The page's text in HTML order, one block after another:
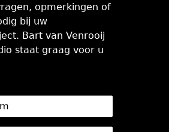
opmerkingen of
bij uw
Bart van Venrooij
staat graag voor u